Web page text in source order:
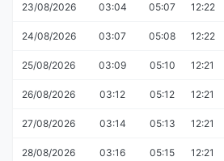
23/08/2026 03:04 05:07 12:22
24/08/2026 03:07 05:08 12:22
25/08/2026 03:09 05:10 12:21
26/08/2026 03:12 05:12 12:21
27/08/2026 03:14 05:13 12:21
28/08/2026 03:16 05:15 12:21